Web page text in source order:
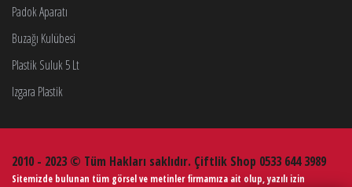
Padok Aparatı
Buzağı Kulübesi
Plastik Suluk 5 Lt
Izgara Plastik
2010 - 2023 © Tüm Hakları saklıdır. Çiftlik Shop 0533 644 3989
Sitemizde bulunan tüm görsel ve metinler firmamıza ait olup, yazılı izin